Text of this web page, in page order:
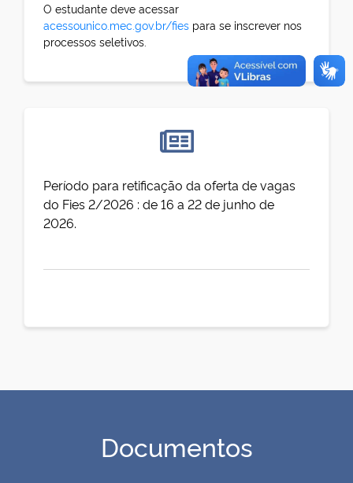
O estudante deve acessar
acessounico.mec.gov.br/fies para se inscrever nos
processos seletivos.
Período para retificação da oferta de vagas
do Fies 2/2026 : de 16 a 22 de junho de
2026.
Documentos